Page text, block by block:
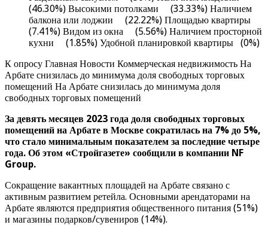
(46.30%) Высокими потолками (33.33%) Наличием
балкона или лоджии (22.22%) Площадью квартиры
(7.41%) Видом из окна (5.56%) Наличием просторной
кухни (1.85%) Удобной планировкой квартиры (0%)
К опросу Главная Новости Коммерческая недвижимость На
Арбате снизилась до минимума доля свободных торговых
помещений На Арбате снизилась до минимума доля
свободных торговых помещений
За девять месяцев 2023 года доля свободных торговых
помещений на Арбате в Москве сократилась на 7% до 5%,
что стало минимальным показателем за последние четыре
года. Об этом «Стройгазете» сообщили в компании NF
Group.
Сокращение вакантных площадей на Арбате связано с
активным развитием ретейла. Основными арендаторами на
Арбате являются предприятия общественного питания (51%)
и магазины подарков/сувениров (14%).